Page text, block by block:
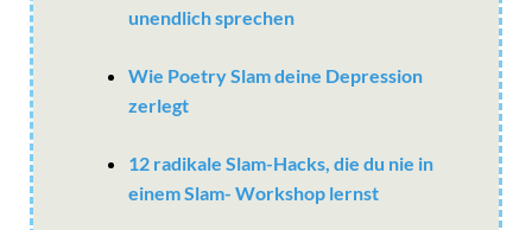
unendlich sprechen
Wie Poetry Slam deine Depression
zerlegt
12 radikale Slam-Hacks, die du nie in
einem Slam- Workshop lernst